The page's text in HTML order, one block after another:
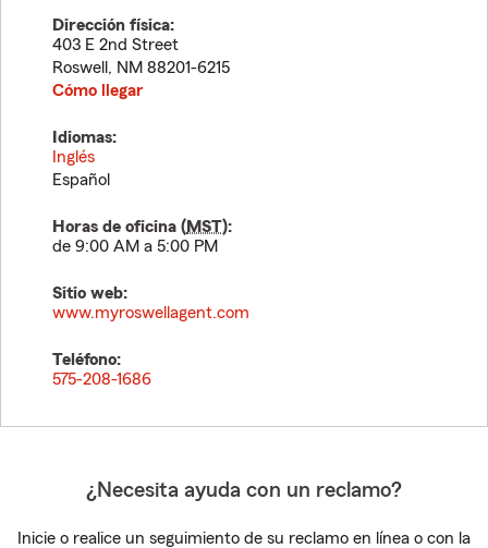
Dirección física:
403 E 2nd Street
Roswell , NM 88201-6215
Cómo llegar
Idiomas:
Inglés
Español
Horas de oficina (MST):
de 9:00 AM a 5:00 PM
Sitio web:
www.myroswellagent.com
Teléfono:
575-208-1686
¿Necesita ayuda con un reclamo?
Inicie o realice un seguimiento de su reclamo en línea o con la